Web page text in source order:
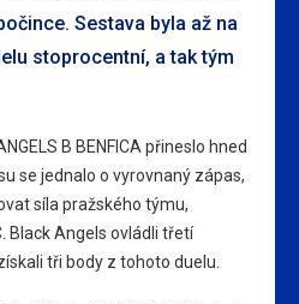
Sestava byla až na
stoprocentní, a tak tým
B BENFICA přineslo hned
se jednalo o vyrovnaný zápas,
síla pražského týmu,
Black Angels ovládli třetí
tři body z tohoto duelu.